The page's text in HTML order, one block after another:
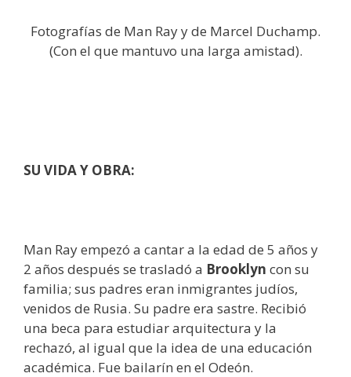
Fotografías de Man Ray y de Marcel Duchamp.
(Con el que mantuvo una larga amistad).
SU VIDA Y OBRA:
Man Ray empezó a cantar a la edad de 5 años y
2 años después se trasladó a Brooklyn con su
familia; sus padres eran inmigrantes judíos,
venidos de Rusia. Su padre era sastre. Recibió
una beca para estudiar arquitectura y la
rechazó, al igual que la idea de una educación
académica. Fue bailarín en el Odeón.